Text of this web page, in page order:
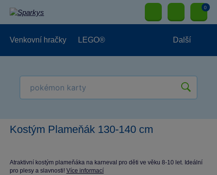
0
Venkovní hračky LEGO® Další
Kostým Plameňák 130-140 cm
Atraktivní kostým plameňáka na karneval pro děti ve věku 8-10 let. Ideální
pro plesy a slavnosti! Více informací